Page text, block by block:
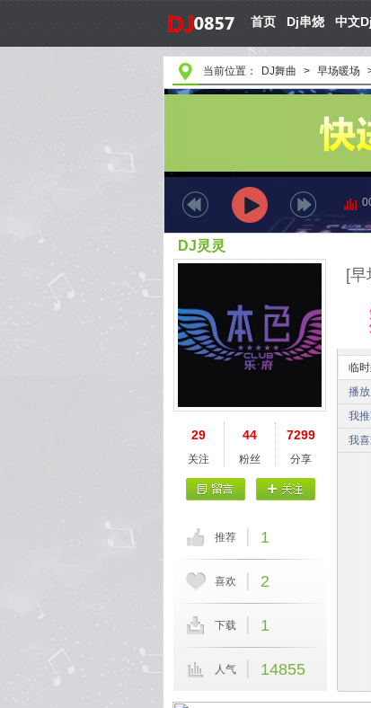
首页 Dj串烧 中文Dj
当前位置： DJ舞曲 > 早场暖场
[
临
播
我
我
DJ灵灵
29
关注
44
粉丝
7299
分享
推荐 1
喜欢 2
下载 1
人气 14855